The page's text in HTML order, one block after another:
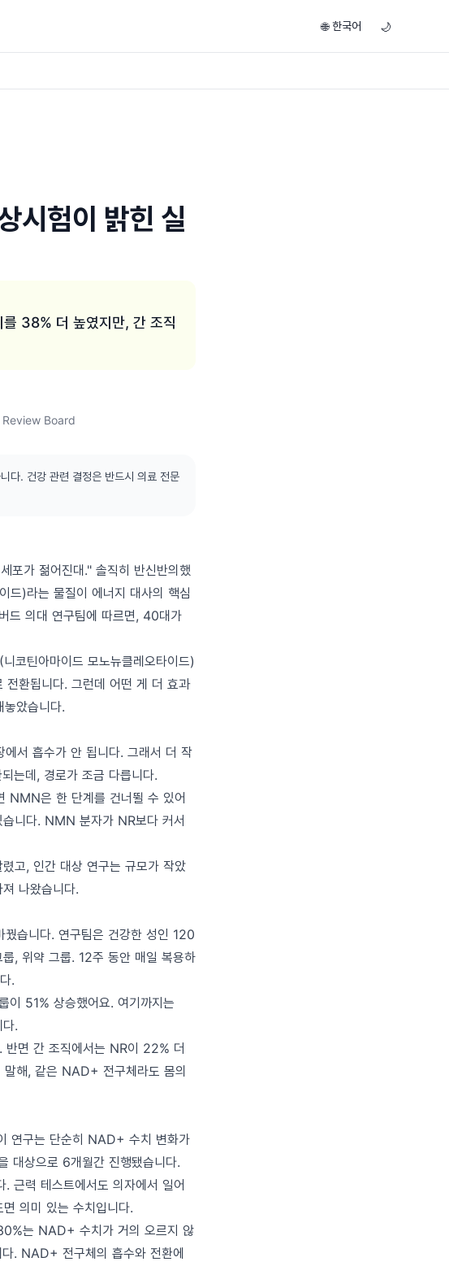
🌐 한국어 🌙
험이 밝힌 실
38% 더 높였지만, 간 조직
Board
다. 건강 관련 결정은 반드시 의료 전문
포가 젊어진대." 솔직히 반신반의했
드)라는 물질이 에너지 대사의 핵심
드 의대 연구팀에 따르면, 40대가
코틴아마이드 모노뉴클레오타이드)
환됩니다. 그런데 어떤 게 더 효과
았습니다.
서 흡수가 안 됩니다. 그래서 더 작
는데, 경로가 조금 다릅니다.
NMN은 한 단계를 건너뛸 수 있어
니다. NMN 분자가 NR보다 커서
고, 인간 대상 연구는 규모가 작았
나왔습니다.
습니다. 연구팀은 건강한 성인 120
, 위약 그룹. 12주 동안 매일 복용하
.
51% 상승했어요. 여기까지는
.
면 간 조직에서는 NR이 22% 더
해, 같은 NAD+ 전구체라도 몸의
연구는 단순히 NAD+ 수치 변화가
대상으로 6개월간 진행됐습니다.
력 테스트에서도 의자에서 일어
의미 있는 수치입니다.
는 NAD+ 수치가 거의 오르지 않
. NAD+ 전구체의 흡수와 전환에